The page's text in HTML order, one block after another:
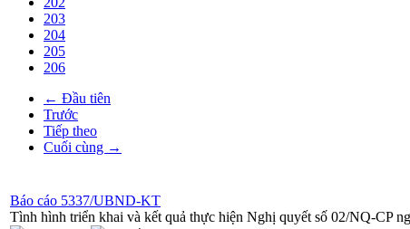
203
204
205
206
← Đầu tiên
Trước
Tiếp theo
Cuối cùng →
Báo cáo 5337/UBND-KT
Tình hình triển khai và kết quả thực hiện Nghị quyết số 02/NQ-CP